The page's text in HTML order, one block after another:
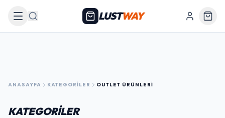
Arama LUSTWAY
ANASAYFA KATEGORILER OUTLET ÜRÜNLERI
KATEGORİLER